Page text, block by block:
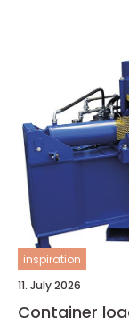
inspiration
11. July 2026
Container